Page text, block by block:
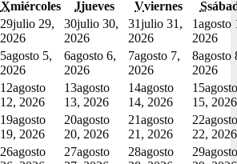
Xmiércoles Jjueves Vviernes S
29julio 29,
2026
30julio 30,
2026
31julio 31,
2026
1agosto
2026
5agosto 5,
2026
6agosto 6,
2026
7agosto 7,
2026
8agosto
2026
12agosto
12, 2026
13agosto
13, 2026
14agosto
14, 2026
15agosto
15, 2026
19agosto
19, 2026
20agosto
20, 2026
21agosto
21, 2026
22agosto
22, 2026
26agosto
27agosto
28agosto
29agosto